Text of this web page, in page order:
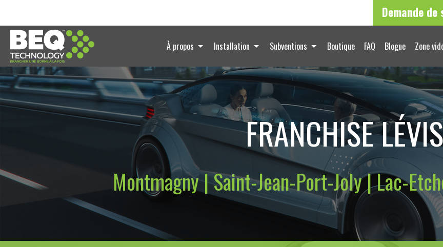
Demande
À propos Installation Subventions Boutique FAQ Blogue Zone
FRANCHISE LÉVIS
Montmagny | Saint-Jean-Port-Joly | Lac-